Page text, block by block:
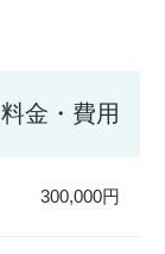
料金・費用
300,000円